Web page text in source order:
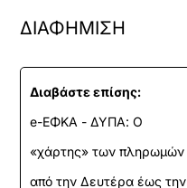
ΔΙΑΦΗΜΙΣΗ
Διαβάστε επίσης:
e-ΕΦΚΑ - ΔΥΠΑ: Ο
«χάρτης» των πληρωμών
από την Δευτέρα έως την